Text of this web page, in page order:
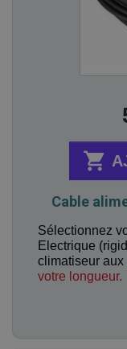

Cable
Sélectionnez
Electrique
climatiseur aux
votre longueur.